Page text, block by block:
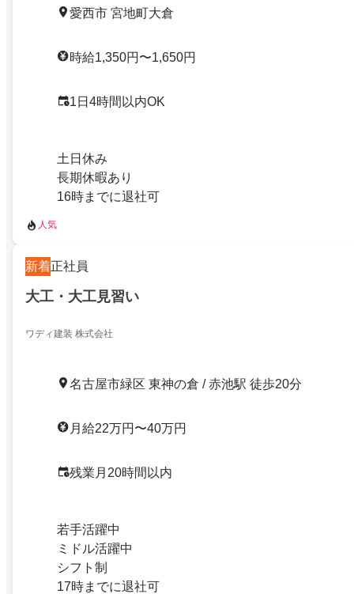
愛西市 宮地町大倉
時給1,350円〜1,650円
1日4時間以内OK
土日休み
長期休暇あり
16時までに退社可
人気
新着正社員
大工・大工見習い
ワディ建装 株式会社
名古屋市緑区 東神の倉 / 赤池駅 徒歩20分
月給22万円〜40万円
残業月20時間以内
若手活躍中
ミドル活躍中
シフト制
17時までに退社可